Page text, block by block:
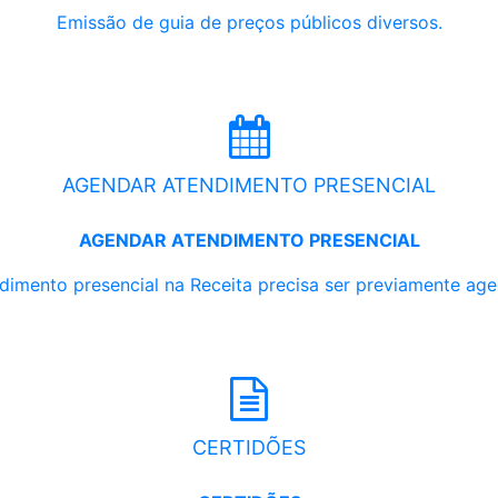
Emissão de guia de preços públicos diversos.
AGENDAR ATENDIMENTO PRESENCIAL
AGENDAR ATENDIMENTO PRESENCIAL
presencial na Receita precisa ser previamente
CERTIDÕES